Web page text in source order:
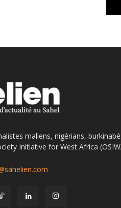
maliens, nigérians,
Initiative for West Africa